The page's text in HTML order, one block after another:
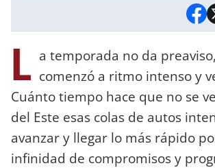
L a temporada no da
comenzó a ritmo intenso y
Cuánto tiempo hace que no se
del Este esas colas de autos
avanzar y llegar lo más rápido
infinidad de compromisos y